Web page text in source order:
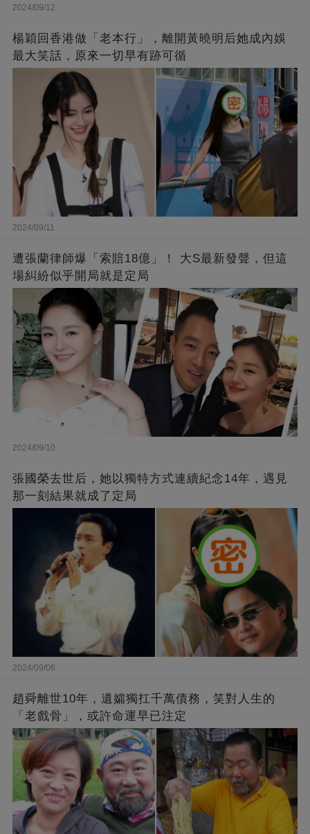
2024/09/12
楊穎回香港做「老本行」，離開黃曉明后她成內娛
最大笑話，原來一切早有跡可循
2024/09/11
遭張蘭律師爆「索賠18億」！ 大S最新發聲，但這
場糾紛似乎開局就是定局
2024/09/10
張國榮去世后，她以獨特方式連續紀念14年，遇見
那一刻結果就成了定局
2024/09/06
趙舜離世10年，遺孀獨扛千萬債務，笑對人生的
「老戲骨」，或許命運早已注定